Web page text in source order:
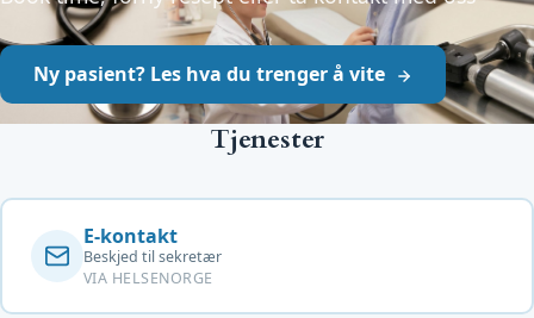
Ny pasient? Les hva du trenger å vite
Tjenester
E-kontakt
Beskjed til sekretær
VIA HELSENORGE